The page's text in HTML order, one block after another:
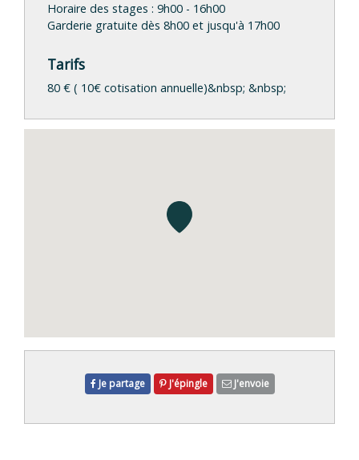
Horaire des stages : 9h00 - 16h00
Garderie gratuite dès 8h00 et jusqu'à 17h00
Tarifs
80 € ( 10€ cotisation annuelle)&nbsp; &nbsp;
Je partage J'épingle J'envoie